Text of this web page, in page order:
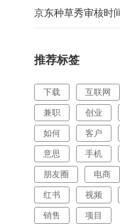
京东种草秀审核时
推荐标签
下载 互联网
兼职
创业
如何
客户
意思
手机
朋友圈
电商
红书
视频
销售
项目